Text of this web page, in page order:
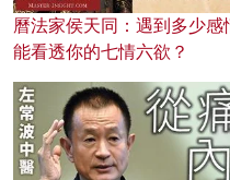
曆法家侯天同：遇到多少
能看透你的七情六欲？